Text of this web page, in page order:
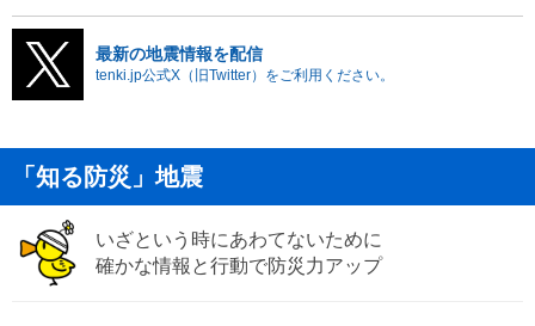
最新の地震情報を配信
tenki.jp公式X（旧Twitter）をご利用ください。
「知る防災」地震
いざという時にあわてないために
確かな情報と行動で防災力アップ